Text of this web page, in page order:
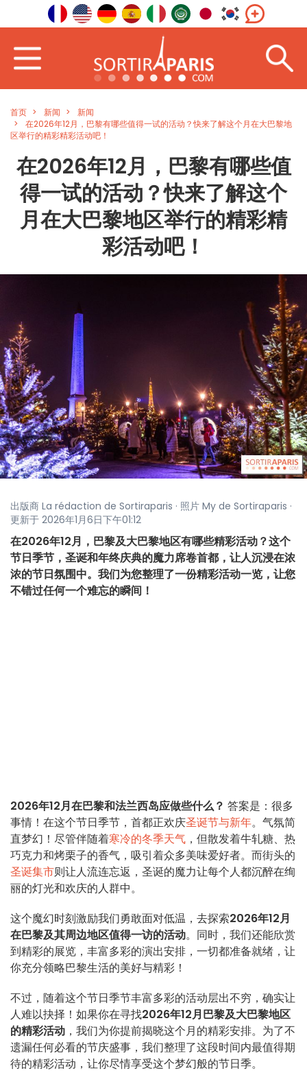
首页 新闻
新闻
在2026年12月，巴黎有哪些值得一试的活动？快来了解这个月在大巴黎地
区举行的精彩精彩活动吧！
在2026年12月，巴黎有哪些值
得一试的活动？快来了解这个
月在大巴黎地区举行的精彩精
彩活动吧！
出版商 La rédaction de Sortiraparis · 照片 My de Sortiraparis ·
更新于 2026年1月6日下午01:12
在2026年12月，巴黎及大巴黎地区有哪些精彩活动？这个
节日季节，圣诞和年终庆典的魔力席卷首都，让人沉浸在浓
浓的节日氛围中。我们为您整理了一份精彩活动一览，让您
不错过任何一个难忘的瞬间！
2026年12月在巴黎和法兰西岛应做些什么？ 答案是：很多
事情！在这个节日季节，首都正欢庆圣诞节与新年。气氛简
直梦幻！尽管伴随着寒冷的冬季天气 ，但散发着牛轧糖、热
巧克力和烤栗子的香气，吸引着众多美味爱好者。而街头的
圣诞集市则让人流连忘返，圣诞的魔力让每个人都沉醉在绚
丽的灯光和欢庆的人群中。
这个魔幻时刻激励我们勇敢面对低温，去探索2026年12月
在巴黎及其周边地区值得一访的活动。同时，我们还能欣赏
到精彩的展览，丰富多彩的演出安排，一切都准备就绪，让
你充分领略巴黎生活的美好与精彩！
不过，随着这个节日季节丰富多彩的活动层出不穷，确实让
人难以抉择！如果你在寻找2026年12月巴黎及大巴黎地区
的精彩活动 ，我们为你提前揭晓这个月的精彩安排。为了不
遗漏任何必看的节庆盛事，我们整理了这段时间内最值得期
待的精彩活动，让你尽情享受这个梦幻般的节日季。